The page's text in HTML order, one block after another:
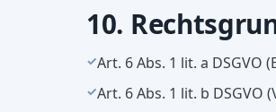
10.
Art. 6 Abs. 1 lit. a DSGVO
Art. 6 Abs. 1 lit. b DSGVO